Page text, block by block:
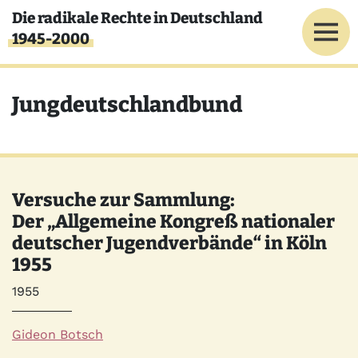
Direkt zum Inhalt
Die radikale Rechte in Deutschland
1945-2000
Jungdeutschlandbund
Versuche zur Sammlung:
Der „Allgemeine Kongreß nationaler
deutscher Jugendverbände“ in Köln
1955
Jahr
1955
Autor*innen
Gideon Botsch